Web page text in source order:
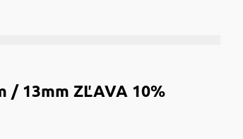
/ 13mm ZĽAVA 10%